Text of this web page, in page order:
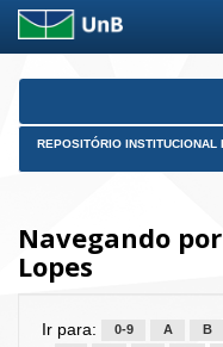
Skip
REPOSITÓRIO INSTITUCIONAL
Navegando
Lopes
Ir para: 0-9 A B